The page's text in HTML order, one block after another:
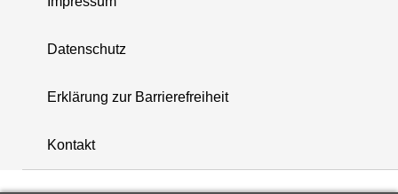
+
−
Datenschutz
Erklärung zur Barrierefreiheit
Kontakt